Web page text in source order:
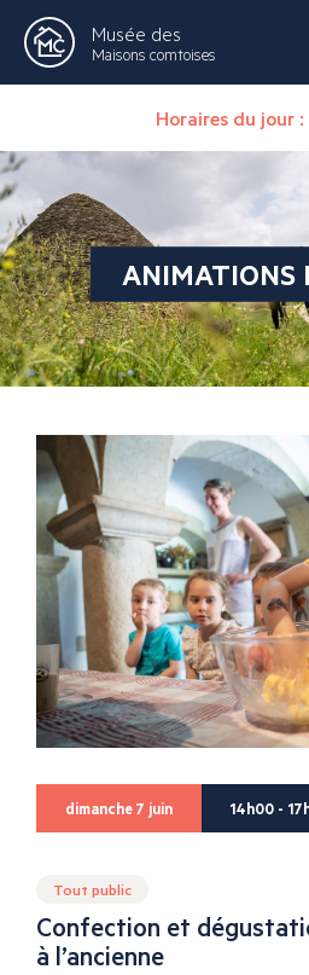
Musée des
Maisons comtoises
Horaires du jour :
ANIMATIONS
dimanche 7 juin 14h00 -
Tout public
Confection et
à l’ancienne